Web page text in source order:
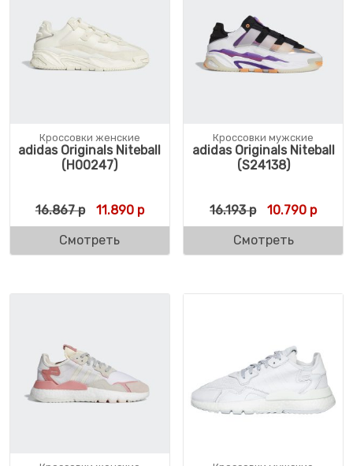
Кроссовки женские
adidas Originals Niteball
(H00247)
16.867р Первоначальная цена составляла 16.867
11.890рТекущая цена: 11.890 р.
Смотреть
Кроссовки мужские
adidas Originals Niteball
(S24138)
16.193р 10.790 р
Смотреть